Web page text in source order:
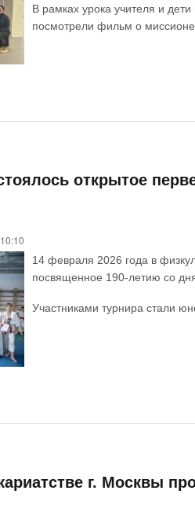
В рамках урока учителя и
посмотрели фильм о
открытое
14 февраля 2026 года в
посвященное 190-летию со
Участниками турнира стали
г. Москвы